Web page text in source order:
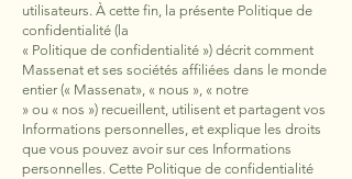
utilisateurs. À cette fin, la présente Politique de
confidentialité (la
« Politique de confidentialité ») décrit comment
Massenat et ses sociétés affiliées dans le monde
entier (« Massenat», « nous », « notre
» ou « nos ») recueillent, utilisent et partagent vos
Informations personnelles, et explique les droits
que vous pouvez avoir sur ces Informations
personnelles. Cette Politique de confidentialité